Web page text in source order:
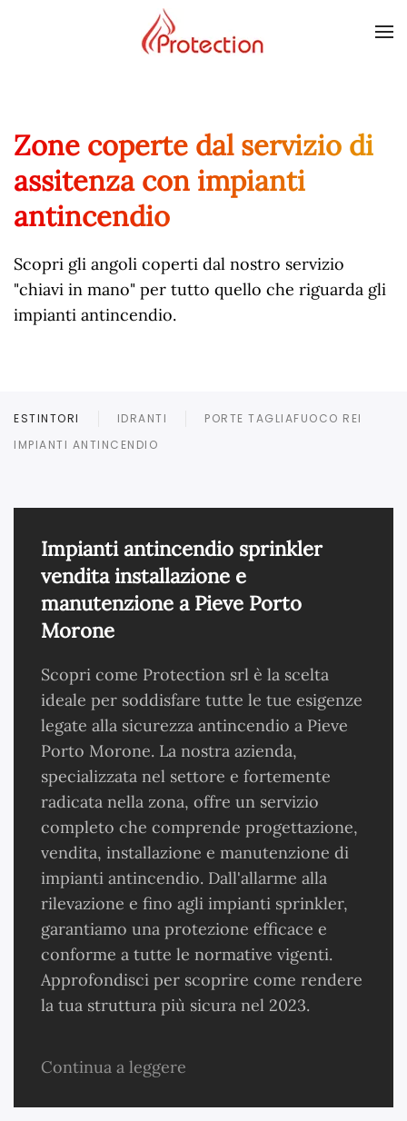
Skip to main content
Zone coperte dal servizio di
assitenza con impianti
antincendio
Scopri gli angoli coperti dal nostro servizio
"chiavi in mano" per tutto quello che riguarda gli
impianti antincendio.
ESTINTORI IDRANTI
PORTE TAGLIAFUOCO REI
IMPIANTI ANTINCENDIO
Impianti antincendio sprinkler
vendita installazione e
manutenzione a Pieve Porto
Morone
Scopri come Protection srl è la scelta
ideale per soddisfare tutte le tue esigenze
legate alla sicurezza antincendio a Pieve
Porto Morone. La nostra azienda,
specializzata nel settore e fortemente
radicata nella zona, offre un servizio
completo che comprende progettazione,
vendita, installazione e manutenzione di
impianti antincendio. Dall'allarme alla
rilevazione e fino agli impianti sprinkler,
garantiamo una protezione efficace e
conforme a tutte le normative vigenti.
Approfondisci per scoprire come rendere
la tua struttura più sicura nel 2023.
Continua a leggere